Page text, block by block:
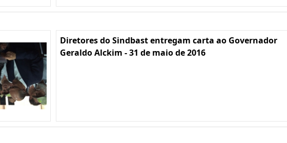
Diretores do Sindbast entregam carta ao Governador
Geraldo Alckim - 31 de maio de 2016